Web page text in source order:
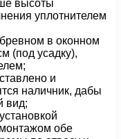
высоты
уплотнителем
в оконном
(под усадку),
и
наличник, дабы
вид;
обе